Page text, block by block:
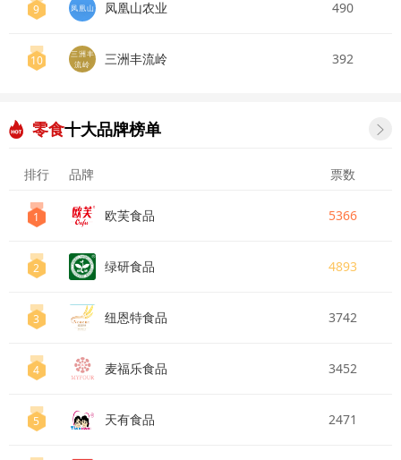
9 凤凰山 凤凰山农业 490
10
三洲丰
流岭
三洲丰流岭 392
零食十大品牌榜单 
排行 品牌 票数
1 欧芙食品 5366
2 绿研食品 4893
3 纽恩特食品 3742
4 麦福乐食品 3452
5 天有食品 2471